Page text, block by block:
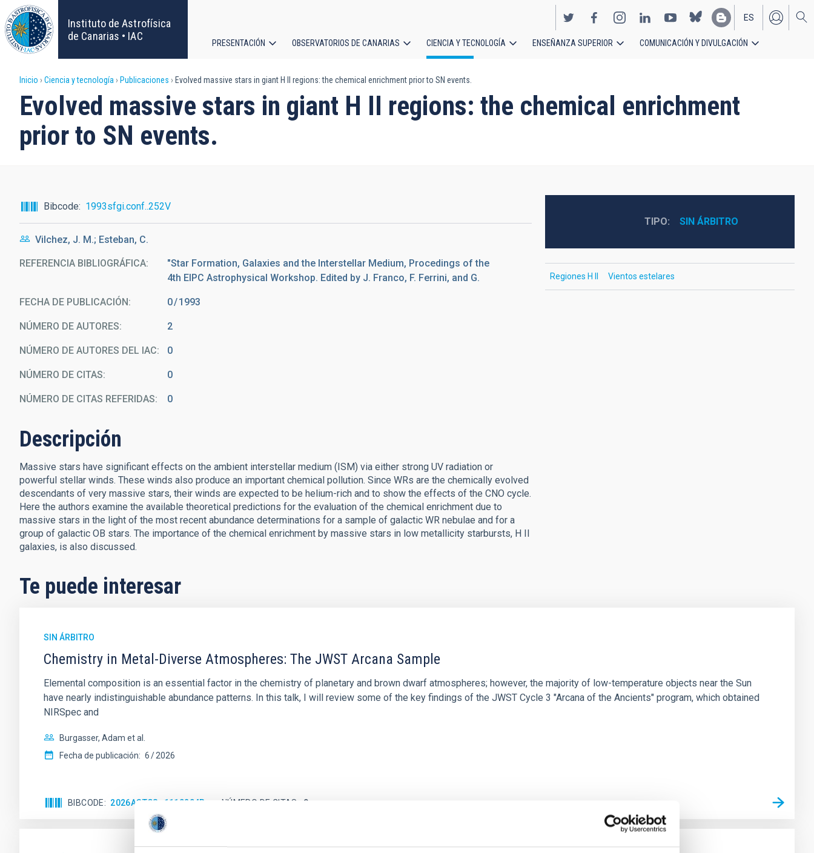
Pasar
al
contenido
principal
Instituto de Astrofísica
de Canarias • IAC
EN
ES
principal
PRESENTACIÓN OBSERVATORIOS DE CANARIAS CIENCIA Y TECNOLOGÍA ENSEÑANZA SUPERIOR COMUNICACIÓN Y DIVULGACIÓN
Sobrescribir
enlaces
de
a
la
navegación
Inicio Ciencia y tecnología Publicaciones Evolved massive stars in giant H II regions: the chemical enrichment prior to SN events.
Evolved massive stars in giant H II regions: the chemical enrichment
prior to SN events.
Bibcode 1993sfgi.conf..252V
Vilchez, J. M.; Esteban, C.
REFERENCIA BIBLIOGRÁFICA
"Star Formation, Galaxies and the Interstellar Medium, Procedings of the
4th EIPC Astrophysical Workshop. Edited by J. Franco, F. Ferrini, and G.
FECHA DE PUBLICACIÓN: 0 1993
NÚMERO DE AUTORES 2
NÚMERO DE AUTORES DEL IAC 0
NÚMERO DE CITAS 0
NÚMERO DE CITAS REFERIDAS 0
Descripción
Massive stars have significant effects on the ambient interstellar medium (ISM) via either strong UV radiation or
powerful stellar winds. These winds also produce an important chemical pollution. Since WRs are the chemically evolved
descendants of very massive stars, their winds are expected to be helium-rich and to show the effects of the CNO cycle.
Here the authors examine the available theoretical predictions for the evaluation of the chemical enrichment due to
massive stars in the light of the most recent abundance determinations for a sample of galactic WR nebulae and for a
group of galactic OB stars. The importance of the chemical enrichment by massive stars in low metallicity starbursts, H II
galaxies, is also discussed.
TIPO SIN ÁRBITRO
Regiones H II Vientos estelares
Te puede interesar
SIN ÁRBITRO
Chemistry in Metal-Diverse Atmospheres: The JWST Arcana Sample
Elemental composition is an essential factor in the chemistry of planetary and brown dwarf atmospheres; however, the majority of low-temperature objects near the Sun
have nearly indistinguishable abundance patterns. In this talk, I will review some of the key findings of the JWST Cycle 3 "Arcana of the Ancients" program, which obtained
NIRSpec and
Burgasser, Adam et al.
Fecha de publicación: 6 2026
BIBCODE 2026ASTCS..1110204B NÚMERO DE CITAS 0